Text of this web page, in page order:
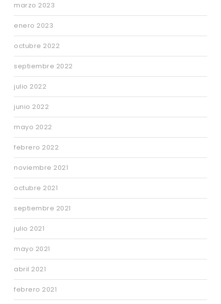
marzo 2023
enero 2023
octubre 2022
septiembre 2022
julio 2022
junio 2022
mayo 2022
febrero 2022
noviembre 2021
octubre 2021
septiembre 2021
julio 2021
mayo 2021
abril 2021
febrero 2021